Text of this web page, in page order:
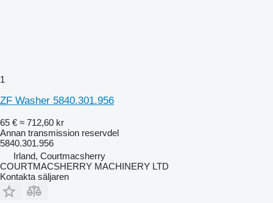
1
ZF Washer 5840.301.956
65 € ≈ 712,60 kr
Annan transmission reservdel
5840.301.956
Irland, Courtmacsherry
COURTMACSHERRY MACHINERY LTD
Kontakta säljaren